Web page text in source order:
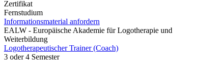
Zertifikat
Fernstudium
Informationsmaterial anfordern
EALW - Europäische Akademie für Logotherapie und
Weiterbildung
Logotherapeutischer Trainer (Coach)
3 oder 4 Semester